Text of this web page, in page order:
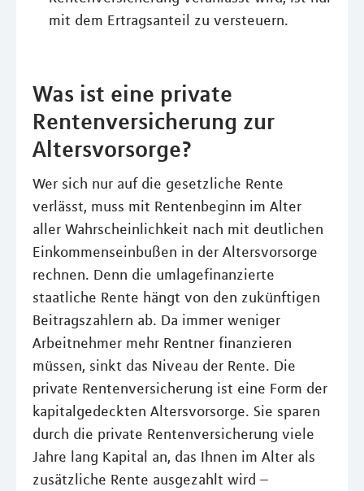
mit dem Ertragsanteil zu versteuern.
Was ist eine private
Rentenversicherung zur
Altersvorsorge?
Wer sich nur auf die gesetzliche Rente
verlässt, muss mit Rentenbeginn im Alter
aller Wahrscheinlichkeit nach mit deutlichen
Einkommenseinbußen in der Altersvorsorge
rechnen. Denn die umlagefinanzierte
staatliche Rente hängt von den zukünftigen
Beitragszahlern ab. Da immer weniger
Arbeitnehmer mehr Rentner finanzieren
müssen, sinkt das Niveau der Rente. Die
private Rentenversicherung ist eine Form der
kapitalgedeckten Altersvorsorge. Sie sparen
durch die private Rentenversicherung viele
Jahre lang Kapital an, das Ihnen im Alter als
zusätzliche Rente ausgezahlt wird –